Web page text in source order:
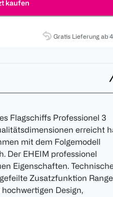
kaufen
Gratis Lieferung ab
Flagschiffs Professionel 3
erreicht
mit dem Folgemodell
Der EHEIM professionel
Eigenschaften.
Zusatzfunktion Range
Design,